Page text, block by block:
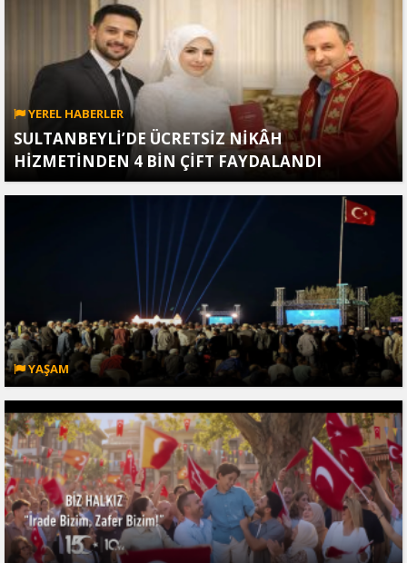
YEREL HABERLER
SULTANBEYLİ’DE ÜCRETSİZ NİKÂH
HİZMETİNDEN 4 BİN ÇİFT FAYDALANDI
YAŞAM